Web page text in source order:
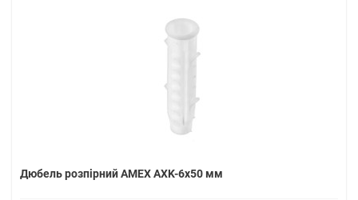
Дюбель розпірний AMEX AXK-6x50 мм